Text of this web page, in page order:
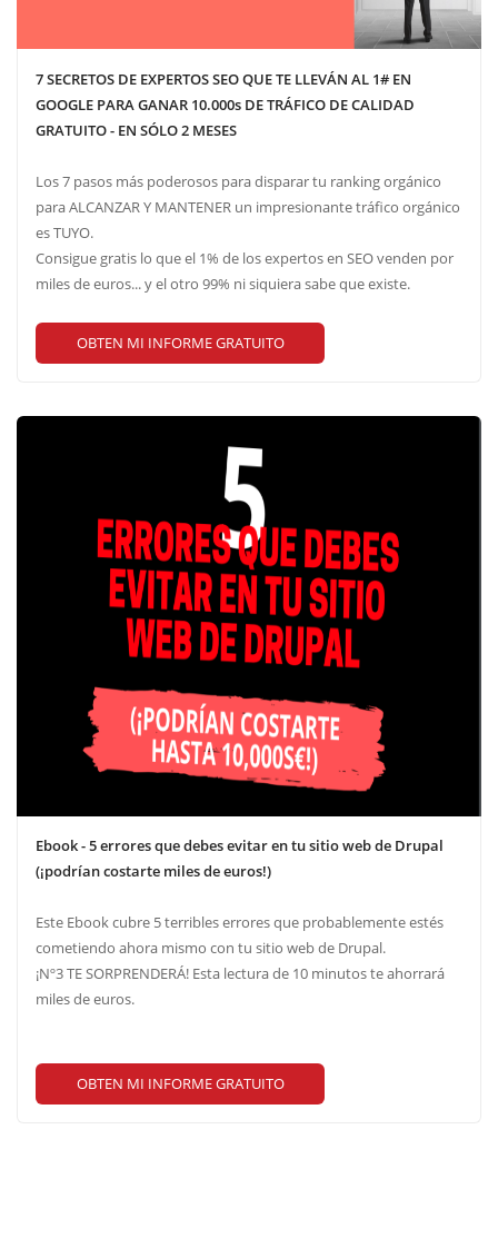
7 SECRETOS DE EXPERTOS SEO QUE TE LLEVÁN AL 1# EN
GOOGLE PARA GANAR 10.000s DE TRÁFICO DE CALIDAD
GRATUITO - EN SÓLO 2 MESES
Los 7 pasos más poderosos para disparar tu ranking orgánico
para ALCANZAR Y MANTENER un impresionante tráfico orgánico
es TUYO.
Consigue gratis lo que el 1% de los expertos en SEO venden por
miles de euros... y el otro 99% ni siquiera sabe que existe.
OBTEN MI INFORME GRATUITO
Ebook - 5 errores que debes evitar en tu sitio web de Drupal
(¡podrían costarte miles de euros!)
Este Ebook cubre 5 terribles errores que probablemente estés
cometiendo ahora mismo con tu sitio web de Drupal.
¡Nº3 TE SORPRENDERÁ! Esta lectura de 10 minutos te ahorrará
miles de euros.
OBTEN MI INFORME GRATUITO